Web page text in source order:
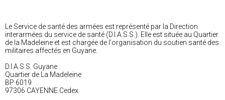
Le Service de santé des armées est représenté par la Direction
interarmées du service de santé (D.I.A.S.S.). Elle est située au Quartier
de la Madeleine et est chargée de l'organisation du soutien santé des
militaires affectés en Guyane.
D.I.A.S.S. Guyane
Quartier de La Madeleine
BP 6019
97306 CAYENNE Cedex